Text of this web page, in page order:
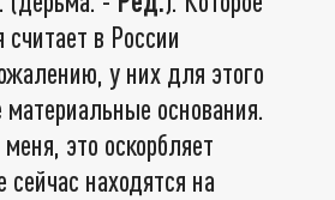
в России
у них для этого
материальные основания.
это оскорбляет
находятся на